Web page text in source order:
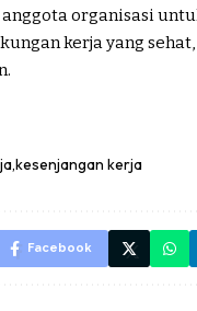
organisasi
kerja yang
kesenjangan kerja
Facebook